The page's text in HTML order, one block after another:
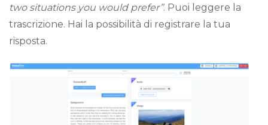
two situations you would prefer”. Puoi leggere la
trascrizione. Hai la possibilità di registrare la tua
risposta.